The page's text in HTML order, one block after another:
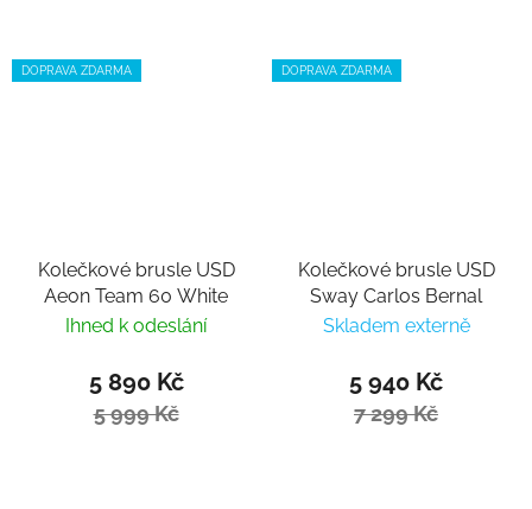
DOPRAVA ZDARMA
Kolečkové brusle USD
Aeon Team 60 White
Ihned k odeslání
5 890 Kč
5 999 Kč
DOPRAVA ZDARMA
Kolečkové brusle USD
Sway Carlos Bernal
Skladem externě
5 940 Kč
7 299 Kč